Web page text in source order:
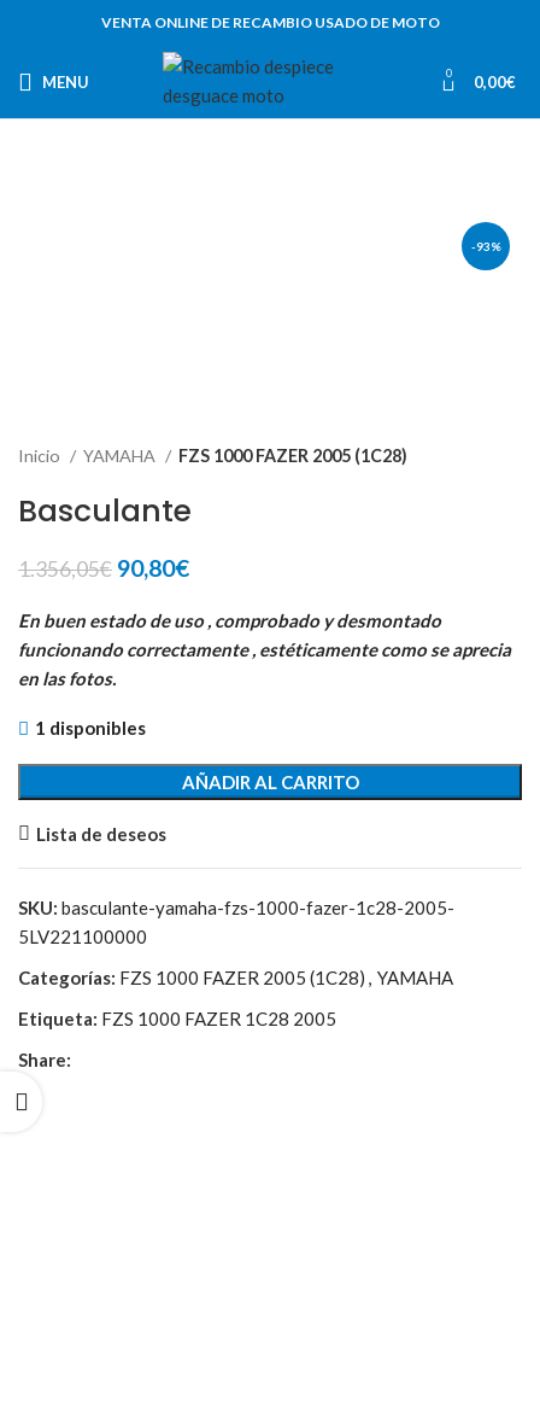
VENTA ONLINE DE RECAMBIO USADO DE MOTO
MENU 0 0,00€
-93%
Inicio YAMAHA FZS 1000 FAZER 2005 (1C28)
Basculante
1.356,05€ El
original
era:
90,80€El
actual
es:
En buen estado de uso , comprobado y desmontado
funcionando correctamente , estéticamente como se aprecia
en las fotos.
1 disponibles
AÑADIR AL CARRITO
Lista de deseos
SKU: basculante-yamaha-fzs-1000-fazer-1c28-2005-
5LV221100000
Categorías: FZS 1000 FAZER 2005 (1C28) , YAMAHA
Etiqueta: FZS 1000 FAZER 1C28 2005
Share: